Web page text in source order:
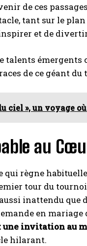
de ces
tant sur le
et de
talents émergents
de ce géant du
ciel », un voyage
au
qui règne
tour du tournoi
inattendu
en
une invitation au
hilarant.